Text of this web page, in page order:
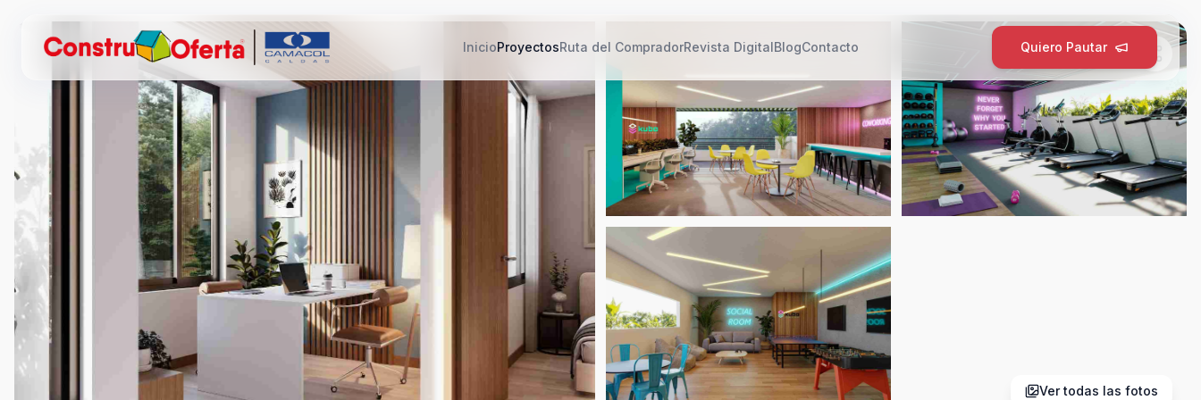
InicioProyectosRuta del CompradorRevista DigitalBlogContacto Quiero Pautar
Ver todas las fotos